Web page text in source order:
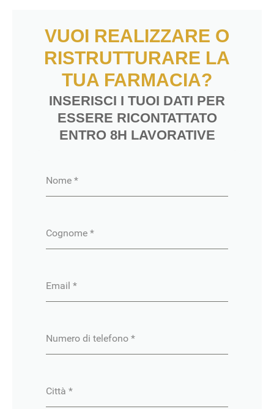
VUOI REALIZZARE O
RISTRUTTURARE LA
TUA FARMACIA?
INSERISCI I TUOI DATI PER
ESSERE RICONTATTATO
ENTRO 8H LAVORATIVE
Nome *
Cognome *
Email *
Numero di telefono *
Città *